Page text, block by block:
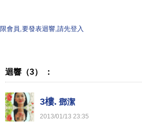
限會員,要發表迴響,請先登入
迴響（3） ：
3樓. 鄧潔
2013/01/13 23:35